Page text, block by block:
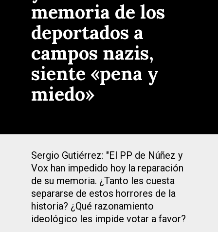
memoria de los
deportados a
campos nazis,
siente «pena y
miedo»
Sergio Gutiérrez: "El PP de Núñez y
Vox han impedido hoy la reparación
de su memoria. ¿Tanto les cuesta
separarse de estos horrores de la
historia? ¿Qué razonamiento
ideológico les impide votar a favor?